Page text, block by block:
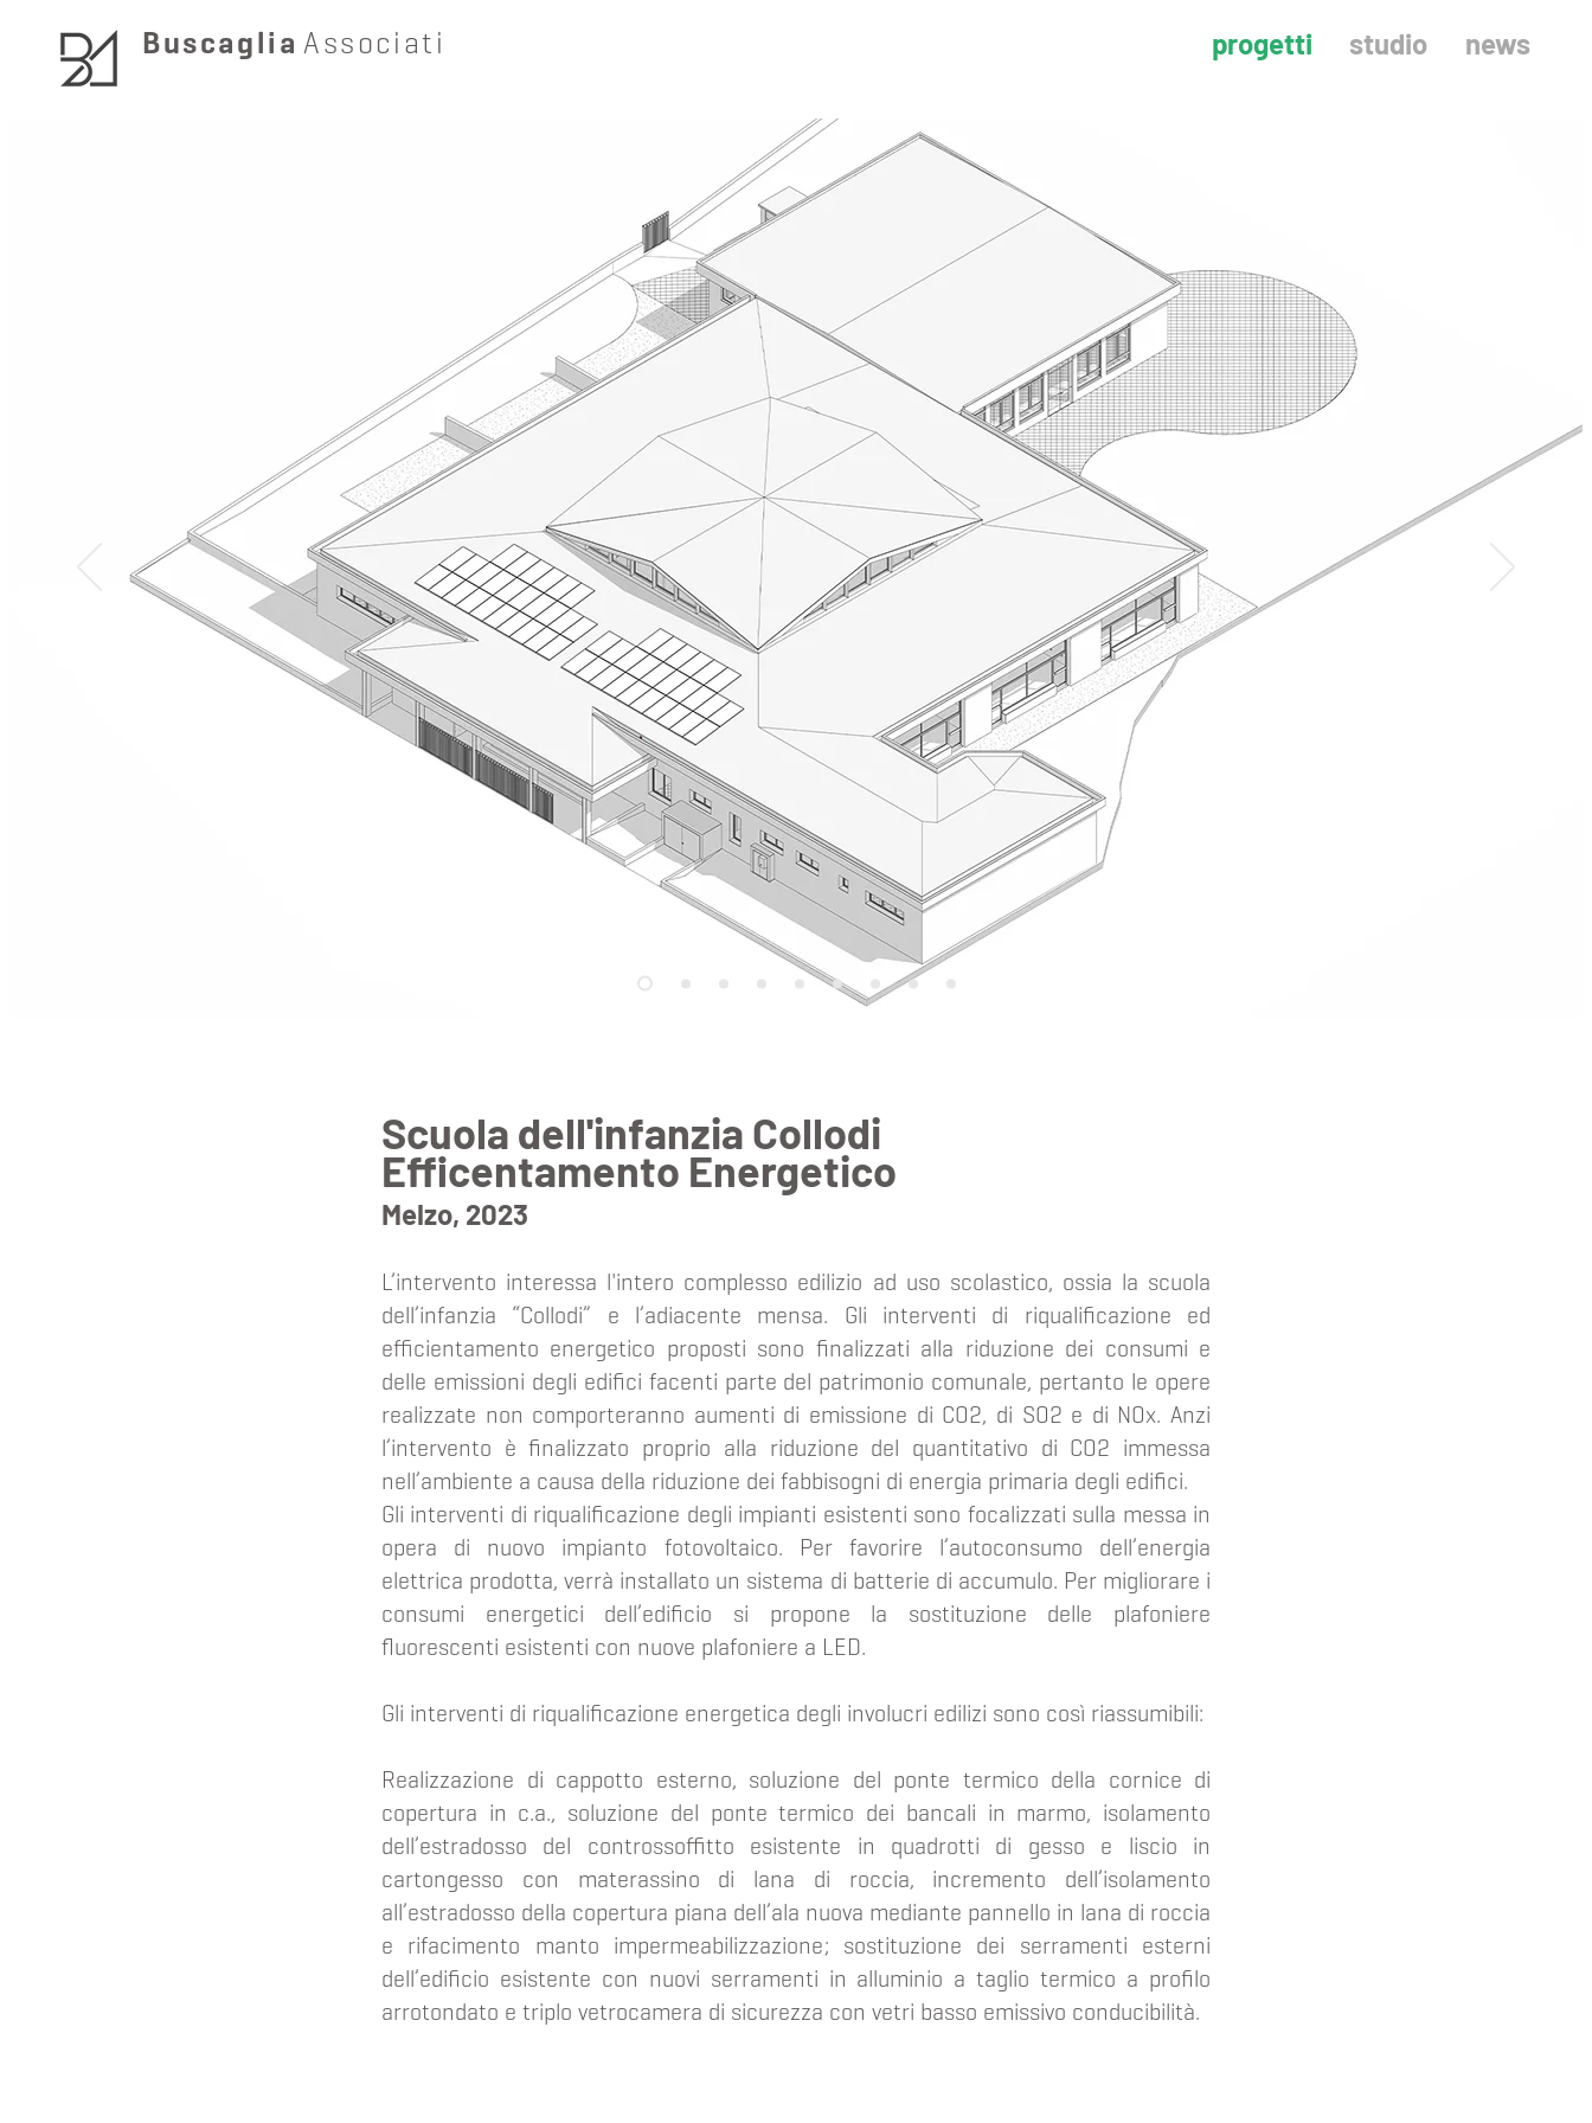
Buscaglia Associati progetti studio news
Scuola dell'infanzia Collodi
Efficentamento Energetico
Melzo, 2023
L’intervento interessa l'intero complesso edilizio ad uso scolastico, ossia la scuola
dell’infanzia “Collodi” e l’adiacente mensa. Gli interventi di riqualificazione ed
efficientamento energetico proposti sono finalizzati alla riduzione dei consumi e
delle emissioni degli edifici facenti parte del patrimonio comunale, pertanto le opere
realizzate non comporteranno aumenti di emissione di CO2, di SO2 e di NOx. Anzi
l’intervento è finalizzato proprio alla riduzione del quantitativo di CO2 immessa
nell’ambiente a causa della riduzione dei fabbisogni di energia primaria degli edifici.
Gli interventi di riqualificazione degli impianti esistenti sono focalizzati sulla messa in
opera di nuovo impianto fotovoltaico. Per favorire l’autoconsumo dell’energia
elettrica prodotta, verrà installato un sistema di batterie di accumulo. Per migliorare i
consumi energetici dell’edificio si propone la sostituzione delle plafoniere
fluorescenti esistenti con nuove plafoniere a LED.
Gli interventi di riqualificazione energetica degli involucri edilizi sono così riassumibili:
Realizzazione di cappotto esterno, soluzione del ponte termico della cornice di
copertura in c.a., soluzione del ponte termico dei bancali in marmo, isolamento
dell’estradosso del controssoffitto esistente in quadrotti di gesso e liscio in
cartongesso con materassino di lana di roccia, incremento dell’isolamento
all’estradosso della copertura piana dell’ala nuova mediante pannello in lana di roccia
e rifacimento manto impermeabilizzazione; sostituzione dei serramenti esterni
dell’edificio esistente con nuovi serramenti in alluminio a taglio termico a profilo
arrotondato e triplo vetrocamera di sicurezza con vetri basso emissivo conducibilità.